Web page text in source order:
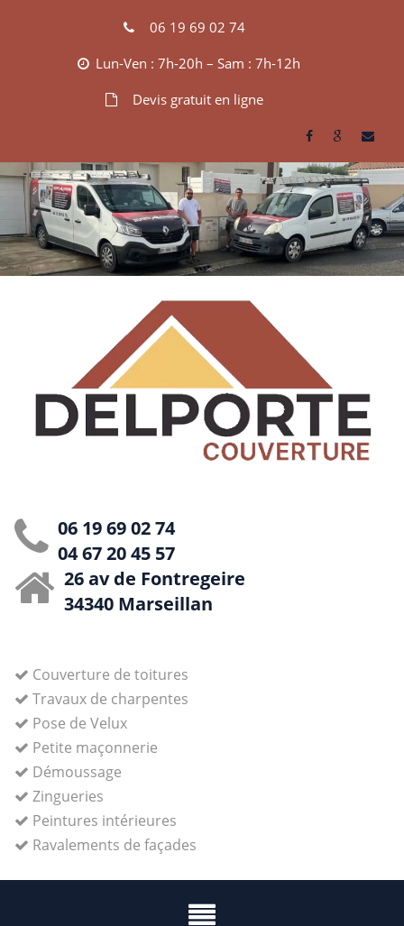
06 19 69 02 74
Lun-Ven : 7h-20h – Sam : 7h-12h
Devis gratuit en ligne
06 19 69 02 74
04 67 20 45 57
26 av de Fontregeire
34340 Marseillan
Couverture de toitures
Travaux de charpentes
Pose de Velux
Petite maçonnerie
Démoussage
Zingueries
Peintures intérieures
Ravalements de façades